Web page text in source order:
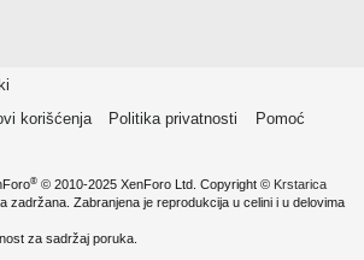
korišćenja Politika privatnosti
Pomoć
® © 2010-2025 XenForo Ltd. Copyright © Krstarica
zadržana. Zabranjena je reprodukcija u celini i u delovima
za sadržaj poruka.